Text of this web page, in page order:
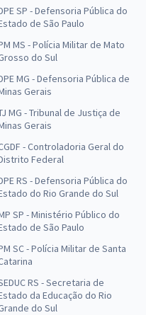
SP - Defensoria Pública do
de São Paulo
MS - Polícia Militar de Mato
do Sul
MG - Defensoria Pública de
Gerais
MG - Tribunal de Justiça de
Gerais
- Controladoria Geral do
Federal
RS - Defensoria Pública do
do Rio Grande do Sul
SP - Ministério Público do
de São Paulo
SC - Polícia Militar de Santa
RS - Secretaria de
da Educação do Rio
do Sul